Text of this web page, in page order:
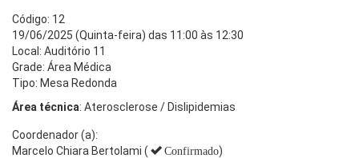
Código: 12
19/06/2025 (Quinta-feira) das 11:00 às 12:30
Local: Auditório 11
Grade: Área Médica
Tipo: Mesa Redonda
Área técnica: Aterosclerose / Dislipidemias
Coordenador (a):
Marcelo Chiara Bertolami (
Confirmado)